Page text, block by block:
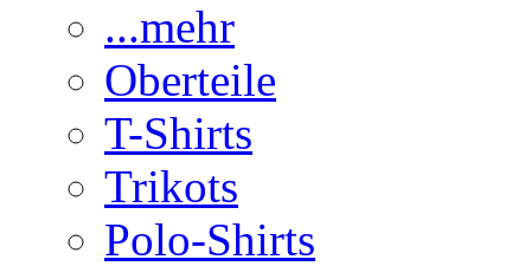
...mehr
Oberteile
T-Shirts
Trikots
Polo-Shirts